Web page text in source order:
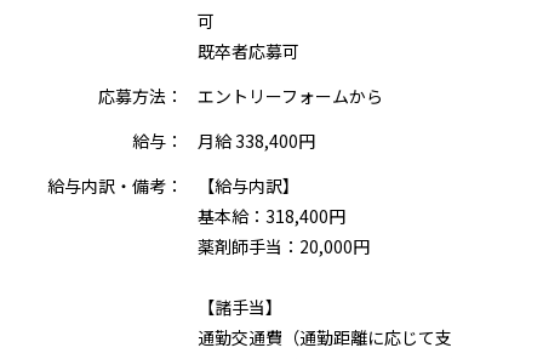
可
既卒者応募可
応募方法：
エントリーフォームから
給与：
月給 338,400円
給与内訳・備考：
【給与内訳】
基本給：318,400円
薬剤師手当：20,000円
【諸手当】
通勤交通費（通勤距離に応じて支